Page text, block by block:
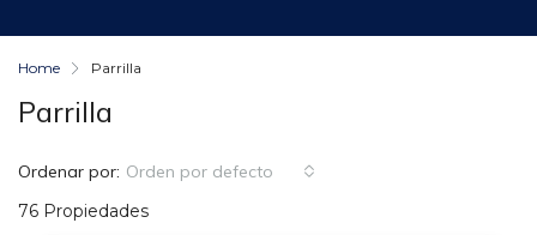
Home Parrilla
Parrilla
76 Propiedades
Ordenar por: Orden por defecto